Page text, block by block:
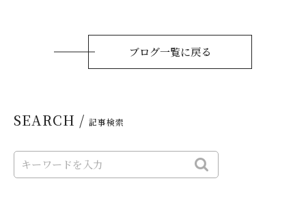
ブログ一覧に戻る
SEARCH / 記事検索